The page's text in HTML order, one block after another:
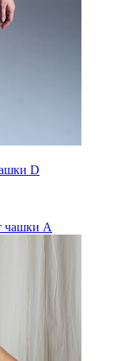
D
чашки А